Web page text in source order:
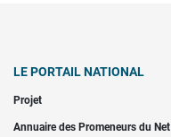
LE PORTAIL NATIONAL
Projet
Annuaire des Promeneurs du Net